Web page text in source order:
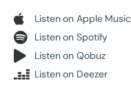
Listen on Apple Music
Listen on Spotify
Listen on Qobuz
Listen on Deezer